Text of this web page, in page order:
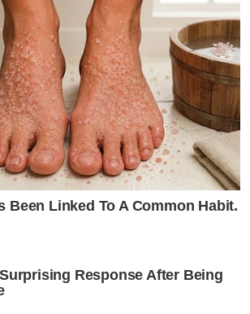
Been Linked To A Common Habit.
Response After Being